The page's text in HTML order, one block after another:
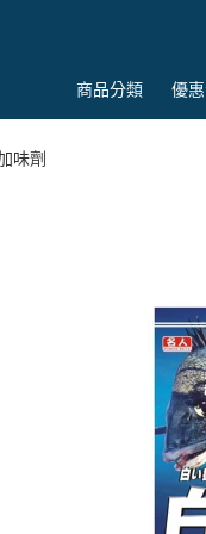
商品分類 優
味劑